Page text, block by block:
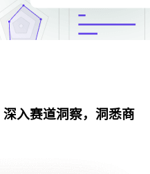
入赛道洞察，洞悉商